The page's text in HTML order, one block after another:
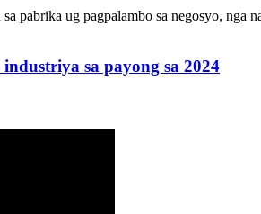
pabrika ug pagpalambo sa negosyo,
sa payong sa 2024